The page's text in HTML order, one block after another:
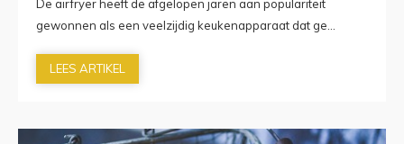
De airfryer heeft de afgelopen jaren aan populariteit
gewonnen als een veelzijdig keukenapparaat dat ge...
LEES ARTIKEL